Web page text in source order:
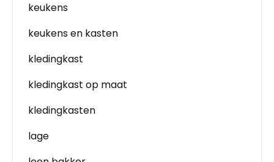
keukens
keukens en kasten
kledingkast
kledingkast op maat
kledingkasten
lage